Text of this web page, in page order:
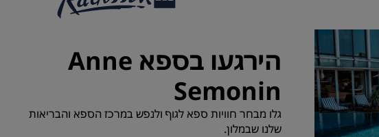
בקרוב
מבצעי מלונות
הפעם הראשונה תמיד הכי טובה
מבצעי היום
הזמן מראש
ראה את החבילות שלנו
הירגעו בספא Anne
Semonin
גלו מבחר חוויות ספא לגוף ולנפש במרכז הספא והבריאות
שלנו שבמלון.